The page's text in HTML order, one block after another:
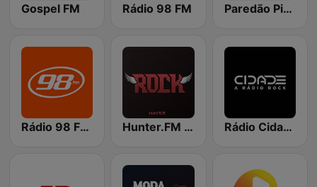
Gospel FM Rádio 98 FM Paredão Piseiro
Rádio 98 FM Curitiba Hunter.FM - Rock Rádio Cidade FM